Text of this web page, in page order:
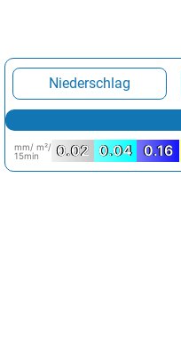
Niederschlag
mm/ m²/
15min
0.02 0.04 0.16